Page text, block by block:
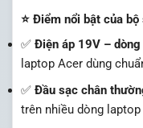
⭐ Điểm nổi bật của
✅ Điện áp 19V –
laptop Acer dùng
✅ Đầu sạc chân
trên nhiều dòng laptop